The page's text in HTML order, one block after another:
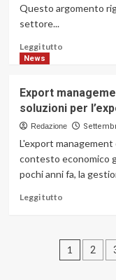
variegato
Questo argomento
settore...
Leggi tuttoLeggi
Come
rendere
la
abitazione
più
efficiente
News
Export
soluzioni per
Redazione
L'export
contesto economico
pochi anni fa, la
Leggi tuttoLeggi
Export
management:
1 2